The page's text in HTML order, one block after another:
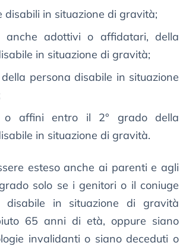
disabili in situazione di gravità;
anche adottivi o affidatari, della
in situazione di gravità;
persona disabile in situazione
o affini entro il 2° grado della
in situazione di gravità.
esteso anche ai parenti e agli
solo se i genitori o il coniuge
disabile in situazione di gravità
65 anni di età, oppure siano
invalidanti o siano deceduti o